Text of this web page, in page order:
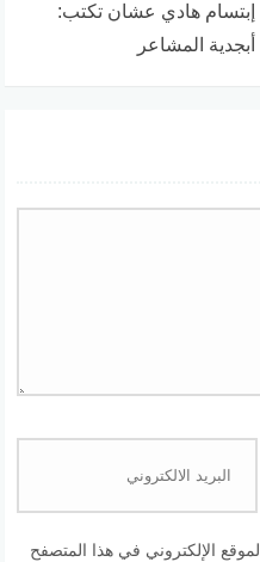
إبتسام هادي عشان تكتب:
أبجدية المشاعر
الإلكتروني في هذا المتصفح